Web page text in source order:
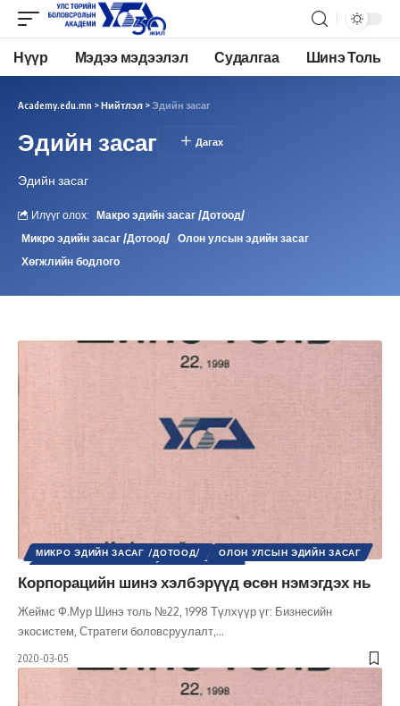
Нүүр Мэдээ мэдээлэл Судалгаа Шинэ Толь
Academy.edu.mn >Нийтлэл >Эдийн засаг
Эдийн засаг
Эдийн засаг
Илүүг олох: Макро эдийн засаг /Дотоод/
Микро эдийн засаг /Дотоод/ Олон улсын эдийн засаг
Хөгжлийн бодлого
МИКРО ЭДИЙН ЗАСАГ /ДОТООД/
ОЛОН УЛСЫН ЭДИЙН ЗАСАГ
Корпорацийн шинэ хэлбэрүүд өсөн нэмэгдэх нь
Жеймс Ф.Мур Шинэ толь №22, 1998 Түлхүүр үг: Бизнесийн
экосистем, Стратеги боловсруулалт, …
2020-03-05